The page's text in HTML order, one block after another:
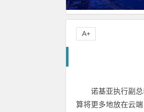
诺基亚执行副
算将更多地放在云
A+